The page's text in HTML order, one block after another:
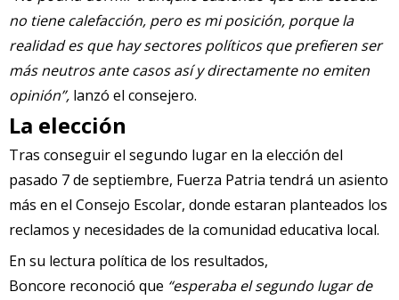
no tiene calefacción, pero es mi posición, porque la
realidad es que hay sectores políticos que prefieren ser
más neutros ante casos así y directamente no emiten
opinión”, lanzó el consejero.
La elección
Tras conseguir el segundo lugar en la elección del
pasado 7 de septiembre, Fuerza Patria tendrá un asiento
más en el Consejo Escolar, donde estaran planteados los
reclamos y necesidades de la comunidad educativa local.
En su lectura política de los resultados,
Boncore reconoció que “esperaba el segundo lugar de